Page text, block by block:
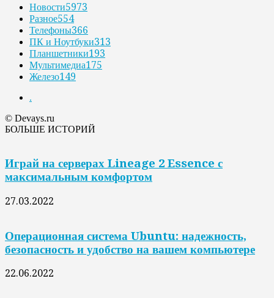
Новости5973
Разное554
Телефоны366
ПК и Ноутбуки313
Планшетники193
Мультимедиа175
Железо149
.
© Devays.ru
БОЛЬШЕ ИСТОРИЙ
Играй на серверах Lineage 2 Essence с
максимальным комфортом
27.03.2022
Операционная система Ubuntu: надежность,
безопасность и удобство на вашем компьютере
22.06.2022